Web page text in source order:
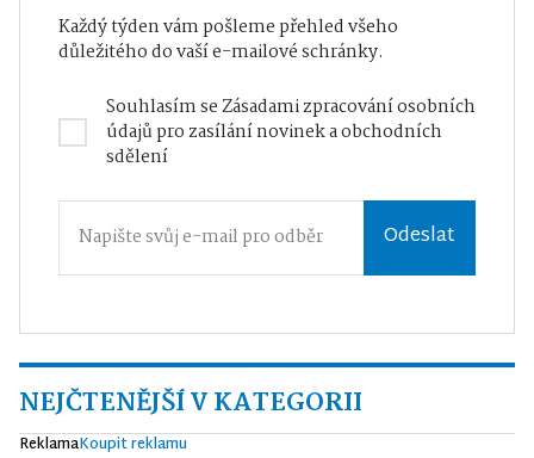
Každý týden vám pošleme přehled všeho
důležitého do vaší e-mailové schránky.
Souhlasím seZásadami zpracování osobních
údajůpro zasílání novinek a obchodních
sdělení
Odeslat
NEJČTENĚJŠÍ V KATEGORII
ReklamaKoupit reklamu